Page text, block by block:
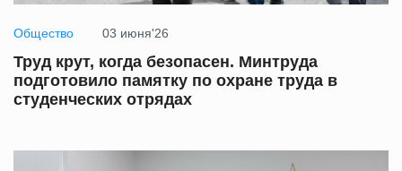
Общество 03 июня'26
Труд крут, когда безопасен. Минтруда
подготовило памятку по охране труда в
студенческих отрядах